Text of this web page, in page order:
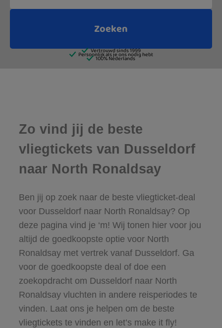
Zo vind jij de beste
vliegtickets van Dusseldorf
naar North Ronaldsay
Ben jij op zoek naar de beste vliegticket-deal
voor Dusseldorf naar North Ronaldsay? Op
deze pagina vind je ‘m! Wij tonen hier voor jou
altijd de goedkoopste optie voor North
Ronaldsay met vertrek vanaf Dusseldorf. Ga
voor de goedkoopste deal of doe een
zoekopdracht om Dusseldorf naar North
Ronaldsay vluchten in andere reisperiodes te
vinden. Laat ons je helpen om de beste
vliegtickets te vinden en let’s make it fly!